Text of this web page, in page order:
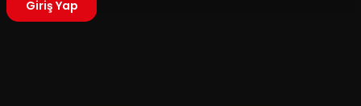
Giriş Yap